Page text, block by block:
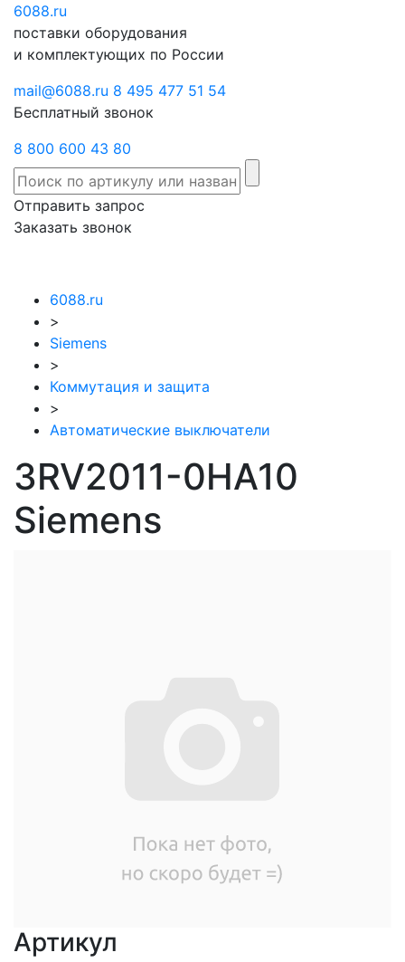
6088.ru
поставки оборудования
и комплектующих по России
mail@6088.ru 8 495 477 51 54
Бесплатный звонок
8 800 600 43 80
Отправить запрос
Заказать звонок
6088.ru
>
Siemens
>
Коммутация и защита
>
Автоматические выключатели
3RV2011-0HA10
Siemens
Артикул
Отправить
запрос
звонок